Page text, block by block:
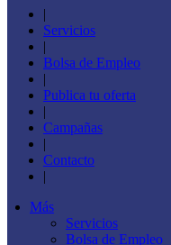
|
Servicios
|
Bolsa de Empleo
|
Publica tu oferta
|
Campañas
|
Contacto
|
Más
Servicios
Bolsa de Empleo